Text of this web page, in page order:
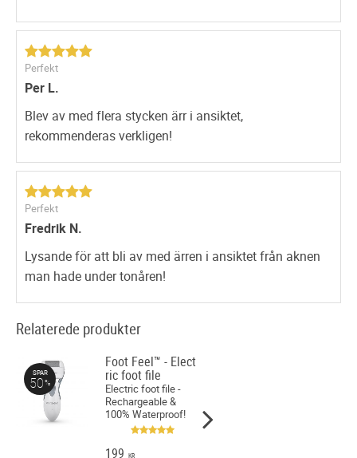
Perfekt
Per L.
Blev av med flera stycken ärr i ansiktet,
rekommenderas verkligen!
Perfekt
Fredrik N.
Lysande för att bli av med ärren i ansiktet från aknen
man hade under tonåren!
Relaterede produkter
Foot Feel™ - Elect
ric foot file
Electric foot file -
Rechargeable &
100% Waterproof!
199 KR
SPAR
50%